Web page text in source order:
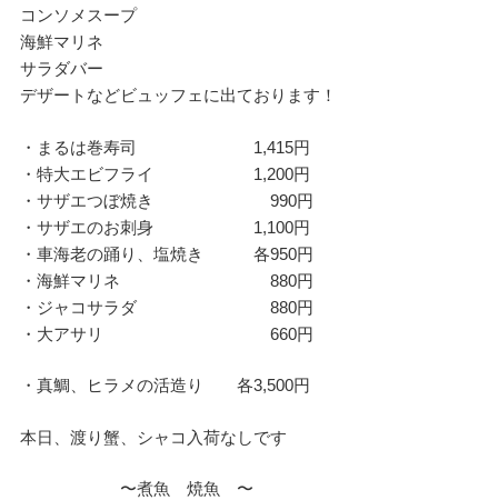
コンソメスープ
海鮮マリネ
サラダバー
デザートなどビュッフェに出ております！
・まるは巻寿司 1,415円
・特大エビフライ 1,200円
・サザエつぼ焼き 990円
・サザエのお刺身 1,100円
・車海老の踊り、塩焼き 各950円
・海鮮マリネ 880円
・ジャコサラダ 880円
・大アサリ 660円
・真鯛、ヒラメの活造り 各3,500円
本日、渡り蟹、シャコ入荷なしです
〜煮魚 焼魚 〜